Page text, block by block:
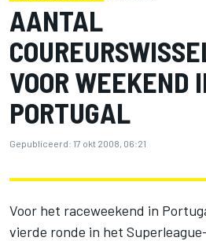
AANTAL
VOOR WEEKEND
PORTUGAL
Gepubliceerd: 17 okt 2008, 06:21
Voor het raceweekend in
vierde ronde in het